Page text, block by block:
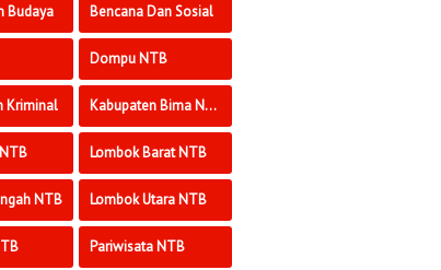
Budaya Bencana Dan Sosial
Dompu NTB
Kriminal Kabupaten Bima NTB
Lombok Barat NTB
NTB Lombok Utara NTB
Pariwisata NTB